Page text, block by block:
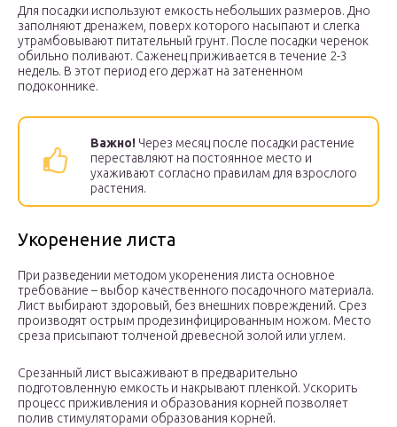
Для посадки используют емкость небольших размеров. Дно
заполняют дренажем, поверх которого насыпают и слегка
утрамбовывают питательный грунт. После посадки черенок
обильно поливают. Саженец приживается в течение 2-3
недель. В этот период его держат на затененном
подоконнике.
Важно! Через месяц после посадки растение
переставляют на постоянное место и
ухаживают согласно правилам для взрослого
растения.
Укоренение листа
При разведении методом укоренения листа основное
требование – выбор качественного посадочного материала.
Лист выбирают здоровый, без внешних повреждений. Срез
производят острым продезинфицированным ножом. Место
среза присыпают толченой древесной золой или углем.
Срезанный лист высаживают в предварительно
подготовленную емкость и накрывают пленкой. Ускорить
процесс приживления и образования корней позволяет
полив стимуляторами образования корней.